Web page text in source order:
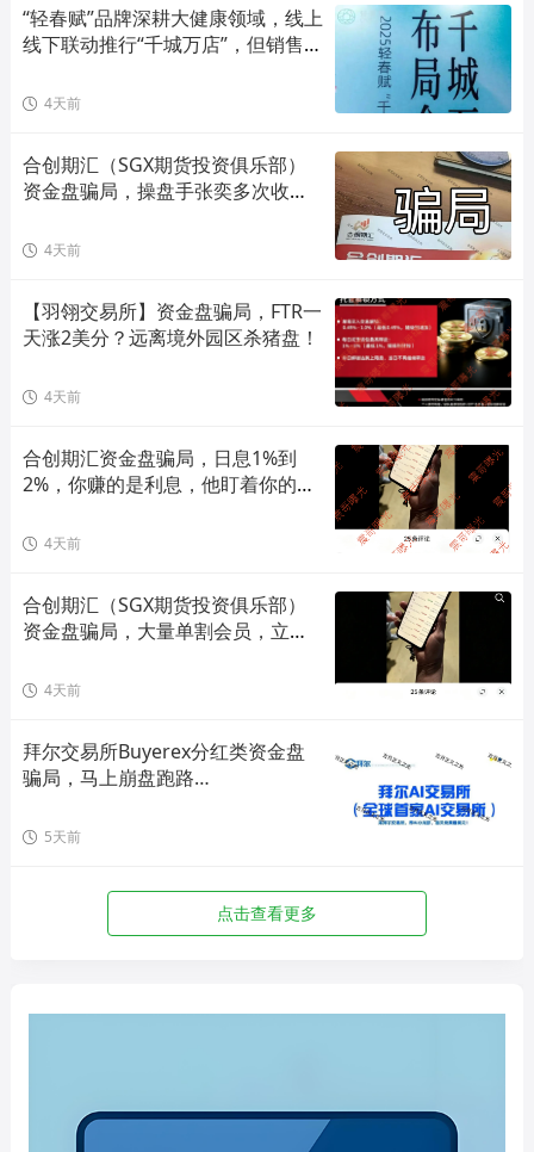
“轻春赋”品牌深耕大健康领域，线上
线下联动推行“千城万店”，但销售模
4天前
合创期汇（SGX期货投资俱乐部）
资金盘骗局，操盘手张奕多次收割
4天前
【羽翎交易所】资金盘骗局，FTR一
天涨2美分？远离境外园区杀猪盘！
4天前
合创期汇资金盘骗局，日息1%到
2%，你赚的是利息，他盯着你的本
4天前
合创期汇（SGX期货投资俱乐部）
资金盘骗局，大量单割会员，立即
4天前
拜尔交易所Buyerex分红类资金盘
骗局，马上崩盘跑路…
5天前
点击查看更多